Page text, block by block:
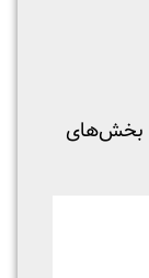
بخش‌های